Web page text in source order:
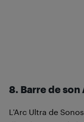
8. Barre de
L’Arc Ultra de